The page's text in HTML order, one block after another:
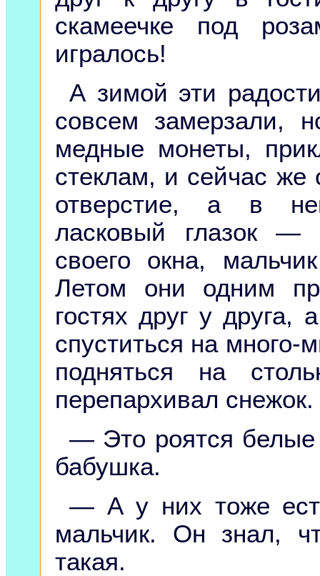
скамеечке под
игралось!
А зимой эти
совсем замерзали,
медные монеты,
стеклам, и сейчас же
отверстие, а в
ласковый глазок —
своего окна,
Летом они одним
гостях друг у
спуститься на много-
подняться на
перепархивал снежок.
— Это роятся белые
бабушка.
— А у них тоже
мальчик. Он знал,
такая.